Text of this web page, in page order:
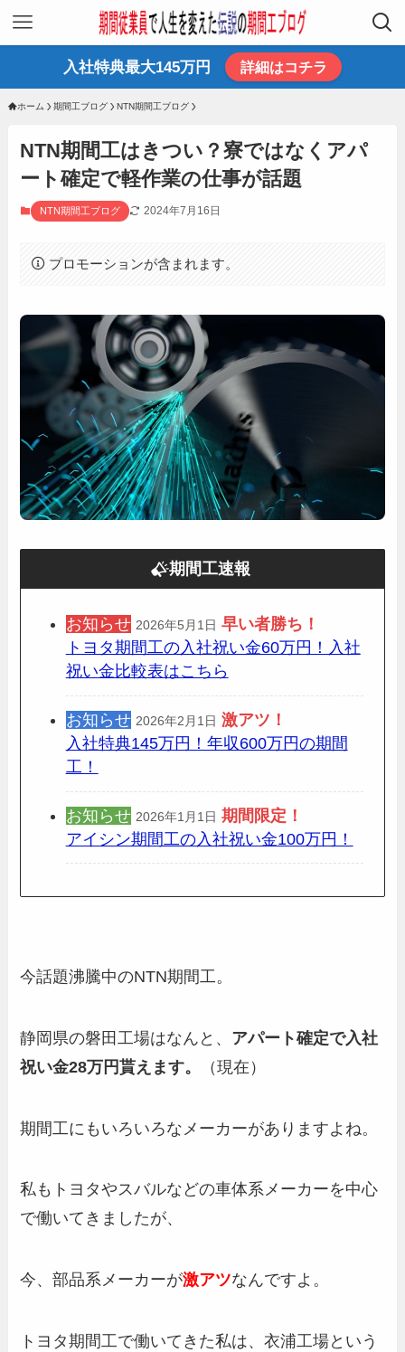
入社特典最大145万円 詳細はコチラ
ホーム 期間工ブログ NTN期間工ブログ
NTN期間工はきつい？寮ではなくアパ
ート確定で軽作業の仕事が話題
NTN期間工ブログ 2024年7月16日
プロモーションが含まれます。
期間工速報
お知らせ 2026年5月1日 早い者勝ち！
トヨタ期間工の入社祝い金60万円！入社
祝い金比較表はこちら
お知らせ 2026年2月1日 激アツ！
入社特典145万円！年収600万円の期間
工！
お知らせ 2026年1月1日 期間限定 ！
アイシン期間工の入社祝い金100万円！
今話題沸騰中のNTN期間工。
静岡県の磐田工場はなんと、 アパート確定で入社
祝い金28万円貰えます。
（現在）
期間工にもいろいろなメーカーがありますよね。
私もトヨタやスバルなどの車体系メーカーを中心
で働いてきましたが、
今、部品系メーカーが激アツなんですよ。
トヨタ期間工で働いてきた私は、衣浦工場という